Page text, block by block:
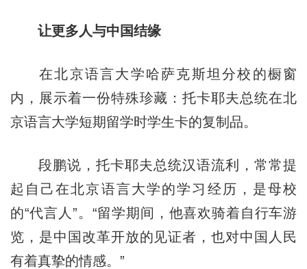
让更多人与中国结缘
在北京语言大学哈萨克斯坦分校的橱窗
内，展示着一份特殊珍藏：托卡耶夫总统在北
京语言大学短期留学时学生卡的复制品。
段鹏说，托卡耶夫总统汉语流利，常常提
起自己在北京语言大学的学习经历，是母校
的“代言人”。“留学期间，他喜欢骑着自行车游
览，是中国改革开放的见证者，也对中国人民
有着真挚的情感。”